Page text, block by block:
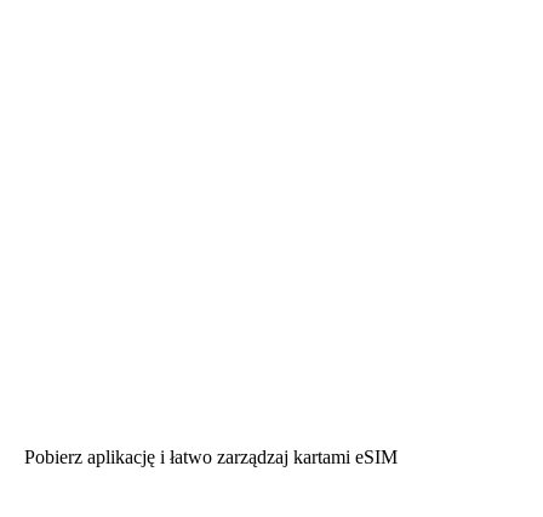
Pobierz aplikację i łatwo zarządzaj kartami eSIM